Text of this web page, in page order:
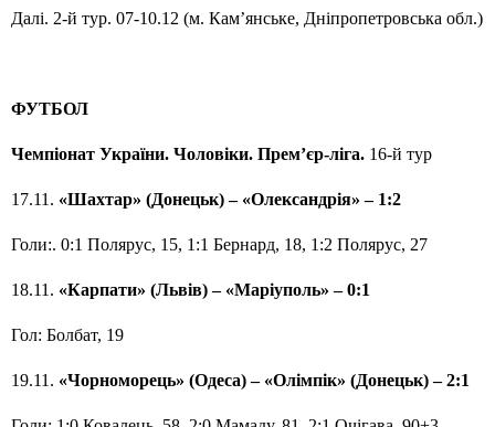
Далі. 2-й тур. 07-10.12 (м. Кам’янське, Дніпропетровська обл.)
ФУТБОЛ
Чемпіонат України. Чоловіки. Прем’єр-ліга. 16-й тур
17.11. «Шахтар» (Донецьк) – «Олександрія» – 1:2
Голи:. 0:1 Полярус, 15, 1:1 Бернард, 18, 1:2 Полярус, 27
18.11. «Карпати» (Львів) – «Маріуполь» – 0:1
Гол: Болбат, 19
19.11. «Чорноморець» (Одеса) – «Олімпік» (Донецьк) – 2:1